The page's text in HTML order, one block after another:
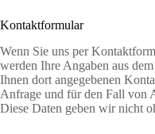
Kontaktformular
Wenn Sie uns per
werden Ihre Angaben aus
Ihnen dort angegebenen
Anfrage und für den Fall von
Diese Daten geben wir nicht